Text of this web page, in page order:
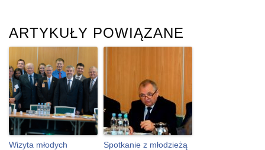
ARTYKUŁY POWIĄZANE
Wizyta młodych
Spotkanie z młodzieżą